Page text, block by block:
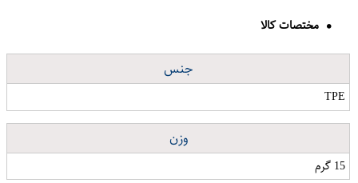
مختصات کالا
جنس
TPE
وزن
15 گرم